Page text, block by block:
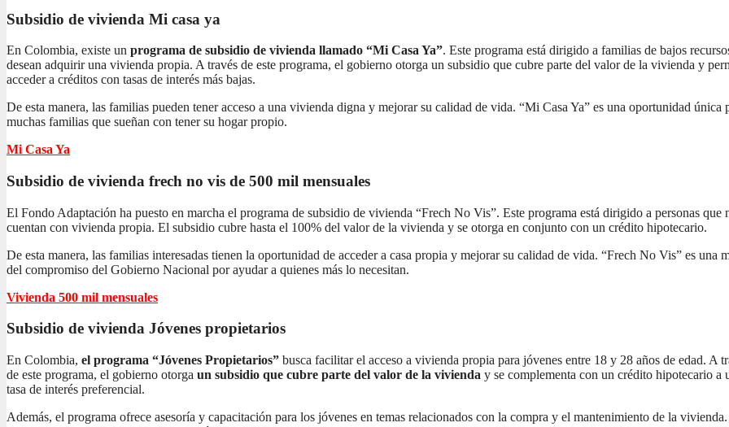
Subsidio de vivienda Mi casa ya
En Colombia, existe un programa de subsidio de vivienda llamado “Mi Casa Ya”. Este programa está dirigido a familias de bajos
desean adquirir una vivienda propia. A través de este programa, el gobierno otorga un subsidio que cubre parte del valor de la vivienda y
acceder a créditos con tasas de interés más bajas.
De esta manera, las familias pueden tener acceso a una vivienda digna y mejorar su calidad de vida. “Mi Casa Ya” es una oportunidad única
muchas familias que sueñan con tener su hogar propio.
Mi Casa Ya
Subsidio de vivienda frech no vis de 500 mil mensuales
El Fondo Adaptación ha puesto en marcha el programa de subsidio de vivienda “Frech No Vis”. Este programa está dirigido a personas que
cuentan con vivienda propia. El subsidio cubre hasta el 100% del valor de la vivienda y se otorga en conjunto con un crédito hipotecario.
De esta manera, las familias interesadas tienen la oportunidad de acceder a casa propia y mejorar su calidad de vida. “Frech No Vis” es una
del compromiso del Gobierno Nacional por ayudar a quienes más lo necesitan.
Vivienda 500 mil mensuales
Subsidio de vivienda Jóvenes propietarios
En Colombia, el programa “Jóvenes Propietarios” busca facilitar el acceso a vivienda propia para jóvenes entre 18 y 28 años de edad. A
de este programa, el gobierno otorga un subsidio que cubre parte del valor de la vivienda y se complementa con un crédito hipotecario a
tasa de interés preferencial.
Además, el programa ofrece asesoría y capacitación para los jóvenes en temas relacionados con la compra y el mantenimiento de la